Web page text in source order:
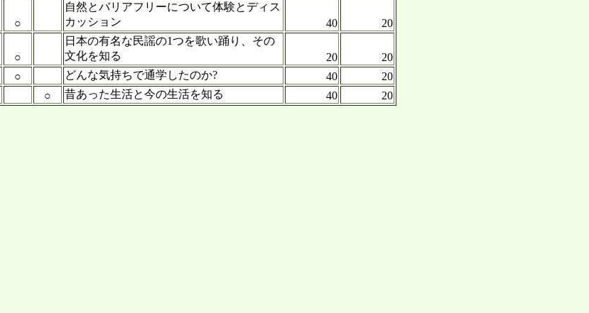
○
自然とバリアフリーについて体験とディス
カッション
40 20
○
日本の有名な民謡の1つを歌い踊り、その
文化を知る
20
20
○ どんな気持ちで通学したのか? 40
20
○ 昔あった生活と今の生活を知る 40 20